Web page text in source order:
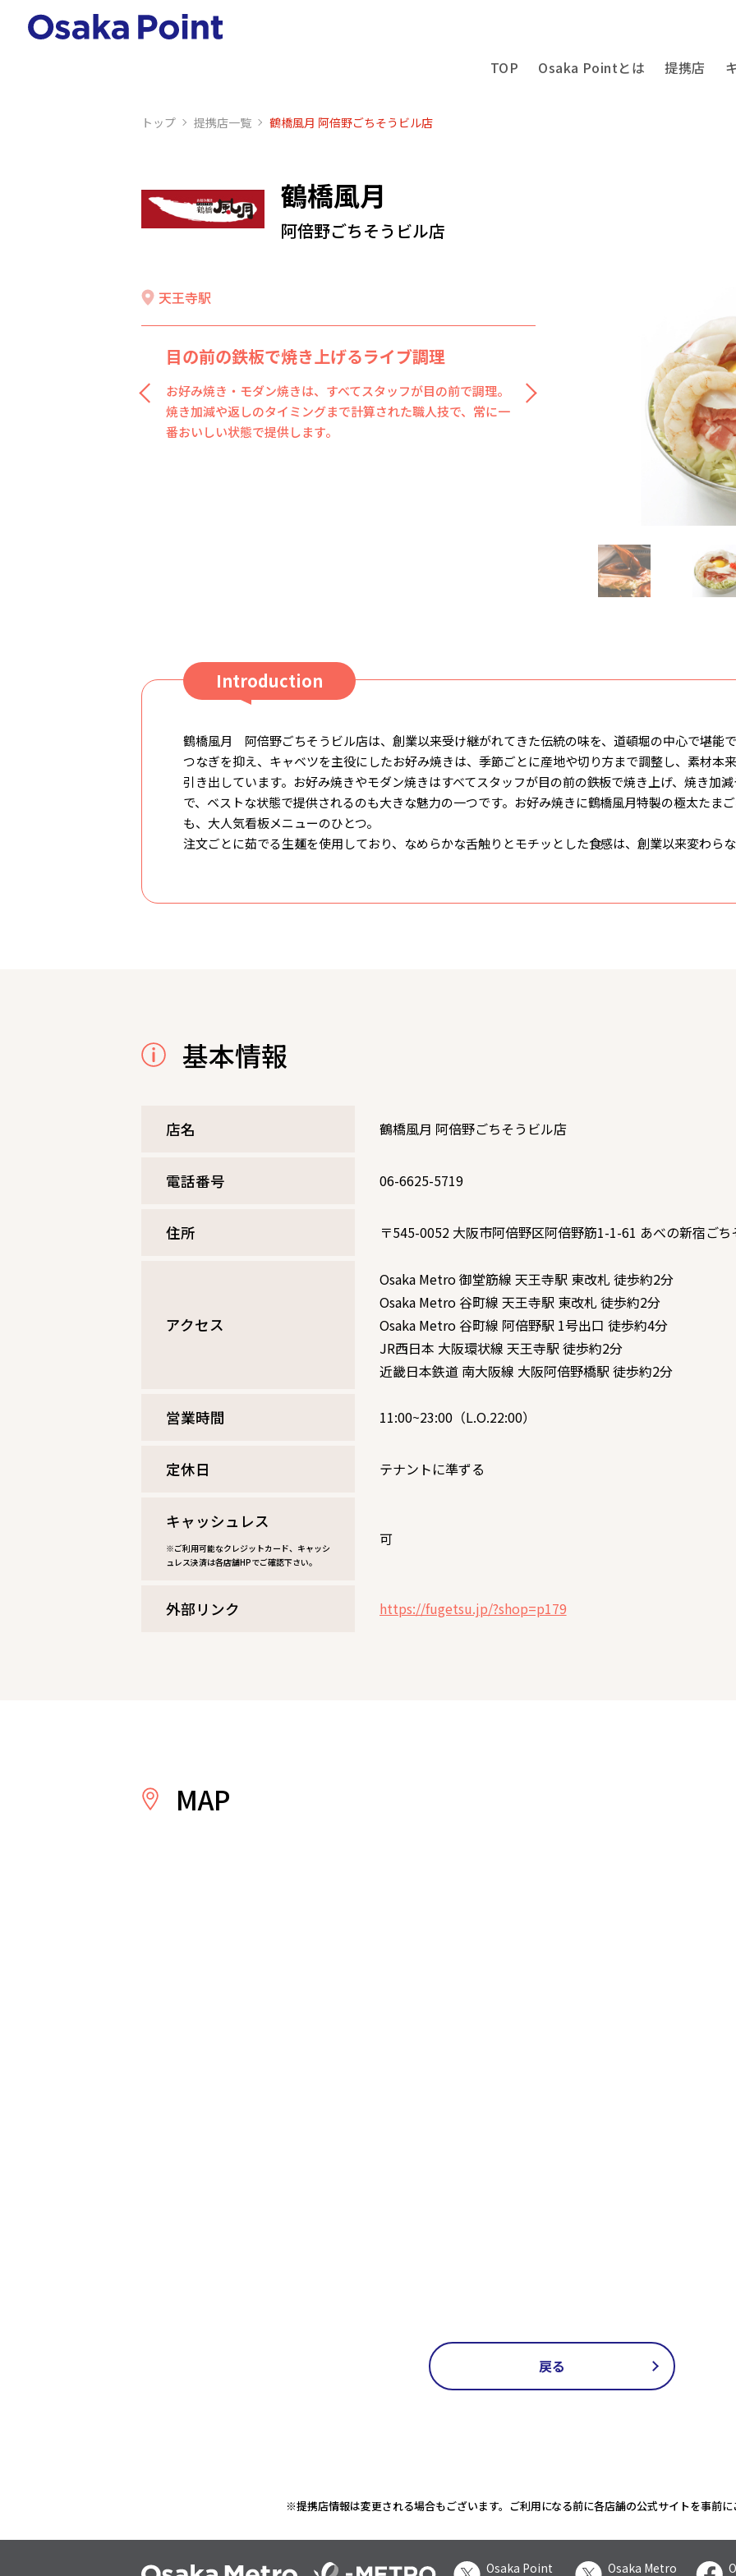
TOP Osaka Pointとは 提携店
トップ 提携店⼀覧 鶴橋風月 阿倍野ごちそうビル店
鶴橋風月
阿倍野ごちそうビル店
天王寺駅
目の前の鉄板で焼き上げるライブ調理
お好み焼き・モダン焼きは、すべてスタッフが目の前で調理。
焼き加減や返しのタイミングまで計算された職人技で、常に一
番おいしい状態で提供します。
Introduction
鶴橋風月 阿倍野ごちそうビル店は、創業以来受け継がれてきた伝統の味を、道頓堀の中心で堪能で
つなぎを抑え、キャベツを主役にしたお好み焼きは、季節ごとに産地や切り方まで調整し、素材本
引き出しています。お好み焼きやモダン焼きはすべてスタッフが目の前の鉄板で焼き上げ、焼き加
で、ベストな状態で提供されるのも大きな魅力の一つです。お好み焼きに鶴橋風月特製の極太たま
も、大人気看板メニューのひとつ。
注文ごとに茹でる生麺を使用しており、なめらかな舌触りとモチッとした食感は、創業以来変わら
基本情報
店名 鶴橋風月 阿倍野ごちそうビル店
電話番号 06-6625-5719
住所 〒545-0052 大阪市阿倍野区阿倍野筋1-1-61 あべの新宿ごち
アクセス
Osaka Metro 御堂筋線 天王寺駅 東改札 徒歩約2分
Osaka Metro 谷町線 天王寺駅 東改札 徒歩約2分
Osaka Metro 谷町線 阿倍野駅 1号出口 徒歩約4分
JR西日本 大阪環状線 天王寺駅 徒歩約2分
近畿日本鉄道 南大阪線 大阪阿倍野橋駅 徒歩約2分
営業時間 11:00~23:00（L.O.22:00）
定休⽇ テナントに準ずる
キャッシュレス
※ご利用可能なクレジットカード、キャッシ
ュレス決済は各店舗HPでご確認下さい。
可
外部リンク https://fugetsu.jp/?shop=p179
MAP
戻る
※提携店情報は変更される場合もございます。ご利用になる前に各店舗の公式サイトを事前に
Osaka Point
Osaka Metro